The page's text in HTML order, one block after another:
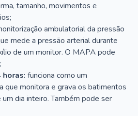
tamanho, movimentos e
ambulatorial da pressão
mede a pressão arterial durante
de um monitor. O MAPA pode
funciona como um
que monitora e grava os batimentos
um dia inteiro. Também pode ser